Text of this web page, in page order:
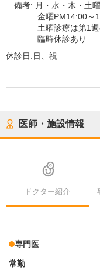
備考: 月・水・木・土
金曜PM14:00～
土曜診療は第1
臨時休診あり
休診日:日、祝
医師・施設情報
ドクター紹介
専門医
常勤